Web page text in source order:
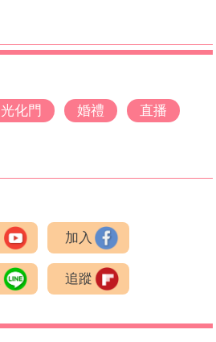
光化門 婚禮 直播
加入
追蹤